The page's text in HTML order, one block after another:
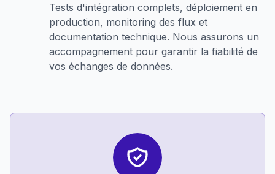
Tests d'intégration complets, déploiement en
production, monitoring des flux et
documentation technique. Nous assurons un
accompagnement pour garantir la fiabilité de
vos échanges de données.